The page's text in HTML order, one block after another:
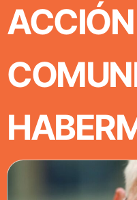
ACCIÓN